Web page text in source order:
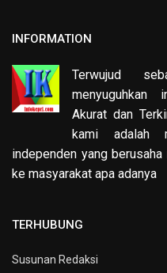
INFORMATION
Terwujud
menyuguhkan
Akurat dan
kami adalah
independen yang
ke masyarakat apa adanya
TERHUBUNG
Susunan Redaksi